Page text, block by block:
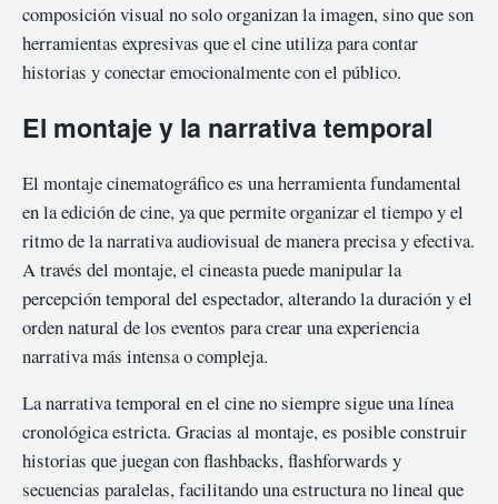
composición visual no solo organizan la imagen, sino que son
herramientas expresivas que el cine utiliza para contar
historias y conectar emocionalmente con el público.
El montaje y la narrativa temporal
El montaje cinematográfico es una herramienta fundamental
en la edición de cine, ya que permite organizar el tiempo y el
ritmo de la narrativa audiovisual de manera precisa y efectiva.
A través del montaje, el cineasta puede manipular la
percepción temporal del espectador, alterando la duración y el
orden natural de los eventos para crear una experiencia
narrativa más intensa o compleja.
La narrativa temporal en el cine no siempre sigue una línea
cronológica estricta. Gracias al montaje, es posible construir
historias que juegan con flashbacks, flashforwards y
secuencias paralelas, facilitando una estructura no lineal que